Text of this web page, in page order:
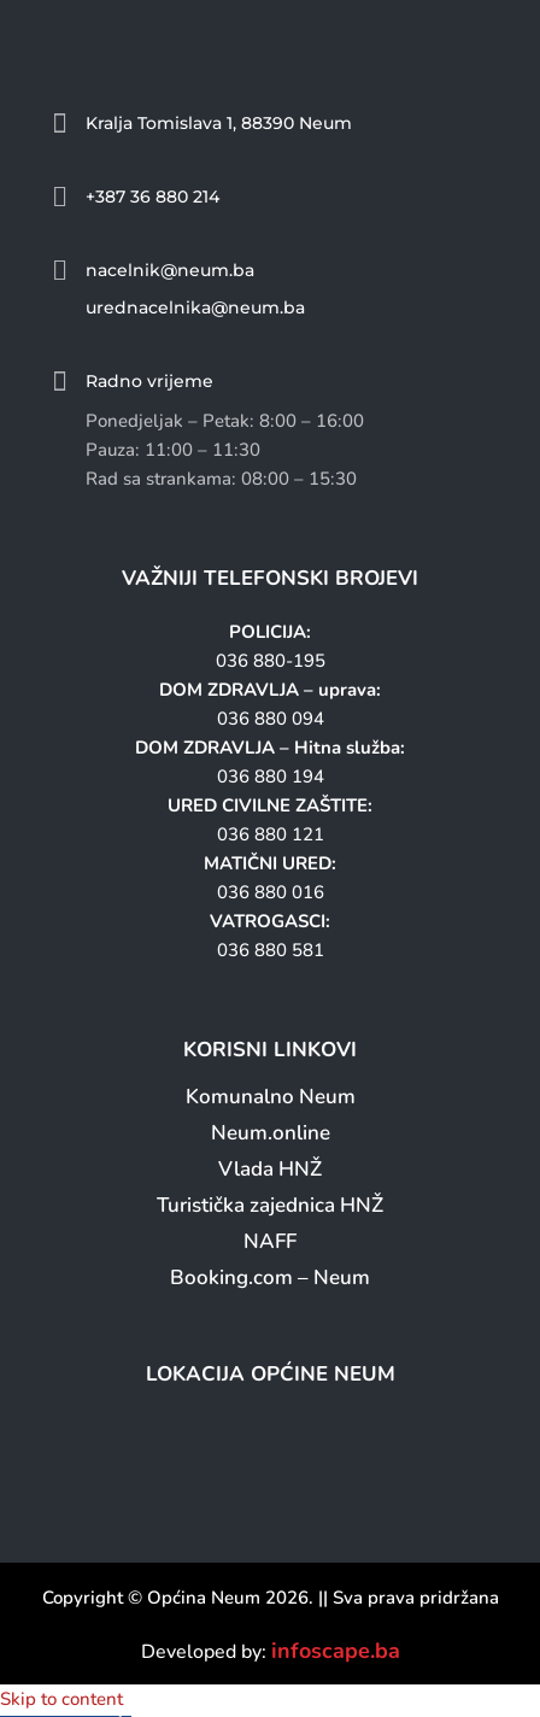
 Kralja Tomislava 1, 88390 Neum
 +387 36 880 214

nacelnik@neum.ba
urednacelnika@neum.ba
 Radno vrijeme
Ponedjeljak – Petak: 8:00 – 16:00
Pauza: 11:00 – 11:30
Rad sa strankama: 08:00 – 15:30
VAŽNIJI TELEFONSKI BROJEVI
POLICIJA:
036 880-195
DOM ZDRAVLJA – uprava:
036 880 094
DOM ZDRAVLJA – Hitna služba:
036 880 194
URED CIVILNE ZAŠTITE:
036 880 121
MATIČNI URED:
036 880 016
VATROGASCI:
036 880 581
KORISNI LINKOVI
Komunalno Neum
Neum.online
Vlada HNŽ
Turistička zajednica HNŽ
NAFF
Booking.com – Neum
LOKACIJA OPĆINE NEUM
Copyright © Općina Neum 2026. || Sva prava pridržana
Developed by: infoscape.ba
Skip to content